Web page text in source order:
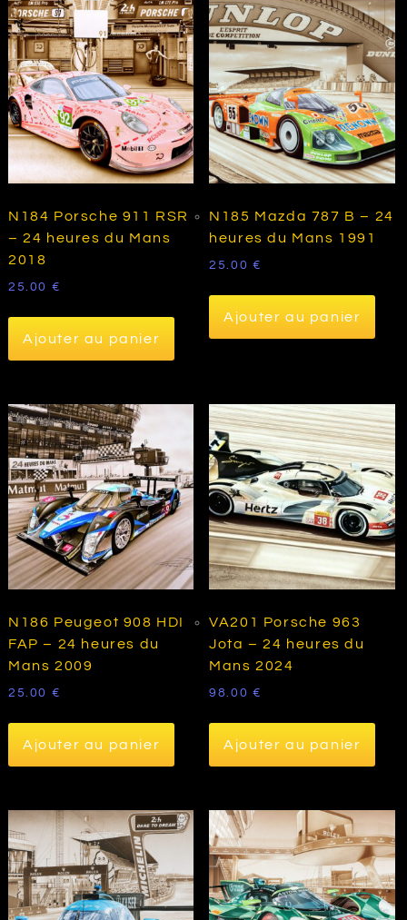
N184 Porsche 911 RSR
– 24 heures du Mans
2018
25.00 €
Ajouter au panier
N185 Mazda 787 B – 24
heures du Mans 1991
25.00 €
Ajouter au panier
N186 Peugeot 908 HDI
FAP – 24 heures du
Mans 2009
25.00 €
Ajouter au panier
VA201 Porsche 963
Jota – 24 heures du
Mans 2024
98.00 €
Ajouter au panier